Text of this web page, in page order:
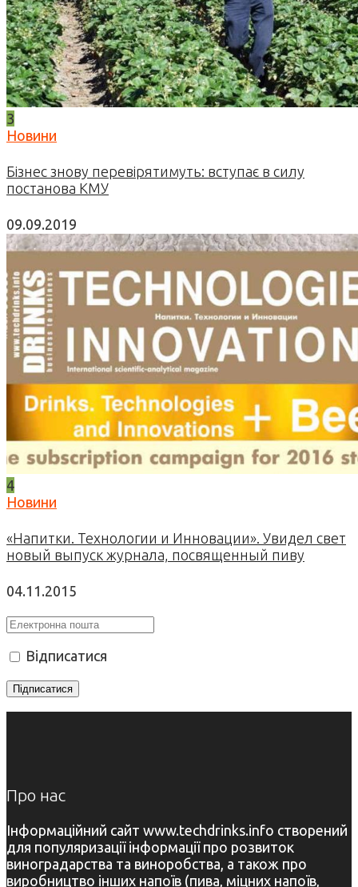
3
Новини
Бізнес знову перевірятимуть: вступає в силу
постанова КМУ
09.09.2019
4
Новини
«Напитки. Технологии и Инновации». Увидел свет
новый выпуск журнала, посвященный пиву
04.11.2015
Відписатися
Про нас
Інформаційний сайт www.techdrinks.info створений
для популяризації інформації про розвиток
виноградарства та виноробства, а також про
виробництво інших напоїв (пива, міцних напоїв,